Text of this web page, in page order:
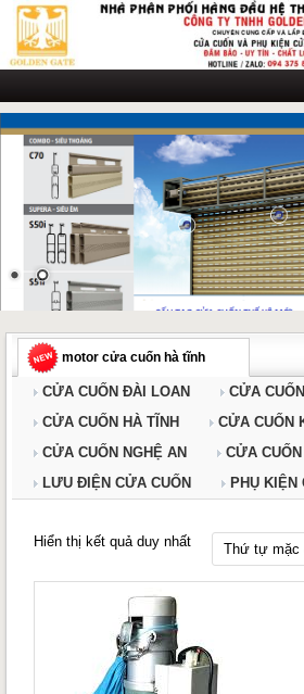
Skip
content
motor cửa cuốn hà tĩnh
CỬA CUỐN ĐÀI LOAN
CỬA
CỬA CUỐN HÀ TĨNH
CỬA CUỐN
CỬA CUỐN NGHỆ AN
CỬA
LƯU ĐIỆN CỬA CUỐN
PHỤ KIỆN
Hiển thị kết quả duy nhất